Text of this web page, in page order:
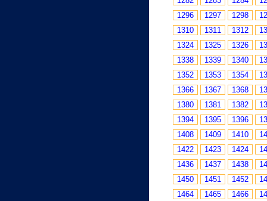
1296
1297 1298
1310
1311 1312
1324
1325 1326
1338
1339 1340
1352
1353 1354
1366
1367 1368
1380
1381 1382
1394
1395 1396
1408
1409 1410
1422
1423 1424
1436
1437 1438
1450
1451 1452
1464
1465 1466